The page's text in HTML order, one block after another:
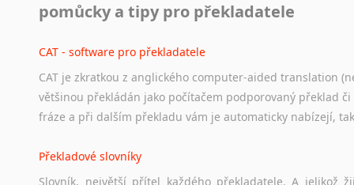
Odkazy poskytující cenné informace nekomerčního
Studium v Austrálii
Soubor odkazů užitečných všem, kteří uvažují o studiu v
a zázemí, australské univerzity a samozřejmě i osobní
Práce v Austrálii
pomůcky a tipy pro překladatele
CAT - software pro překladatele
CAT je zkratkou z anglického computer-aided translation
většinou překládán jako počítačem podporovaný překlad
fráze a při dalším překladu vám je automaticky nabízejí,
Překladové slovníky
Slovník, největší přítel každého překladatele. A jelikož